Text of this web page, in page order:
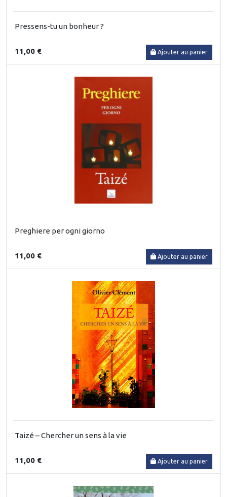
Pressens-tu un bonheur ?
11,00 € Ajouter au panier
Preghiere per ogni giorno
11,00 € Ajouter au panier
Taizé – Chercher un sens à la vie
11,00 € Ajouter au panier